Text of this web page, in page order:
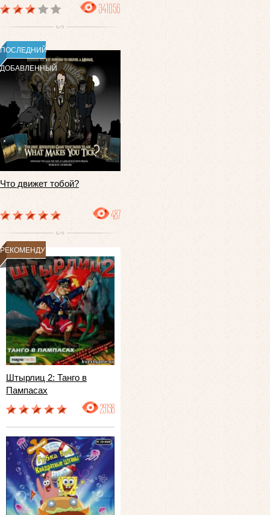
341056
ПОСЛЕДНИЙ
ДОБАВЛЕННЫЙ
Что движет тобой?
487
РЕКОМЕНДУЕМ
Штырлиц 2: Танго в
Пампасах
29198